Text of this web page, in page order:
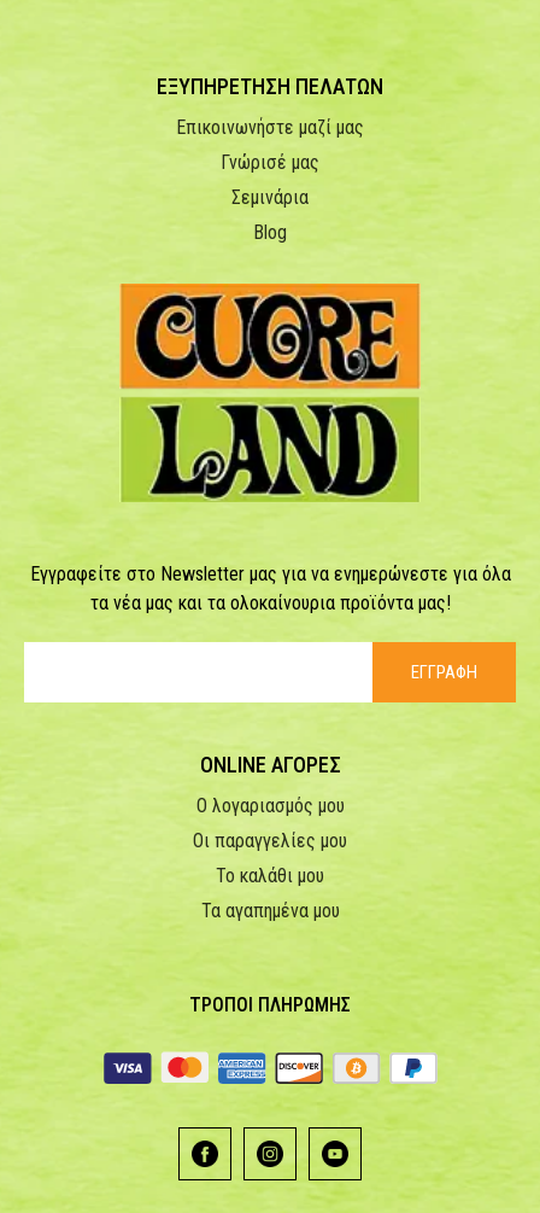
ΕΞΥΠΗΡΕΤΗΣΗ ΠΕΛΑΤΩΝ
Επικοινωνήστε μαζί μας
Γνώρισέ μας
Σεμινάρια
Blog
Εγγραφείτε στο Newsletter μας για να ενημερώνεστε για όλα
τα νέα μας και τα ολοκαίνουρια προϊόντα μας!
ΕΓΓΡΑΦΗ
ONLINE ΑΓΟΡΕΣ
Ο λογαριασμός μου
Οι παραγγελίες μου
Το καλάθι μου
Τα αγαπημένα μου
ΤΡΟΠΟΙ ΠΛΗΡΩΜΗΣ